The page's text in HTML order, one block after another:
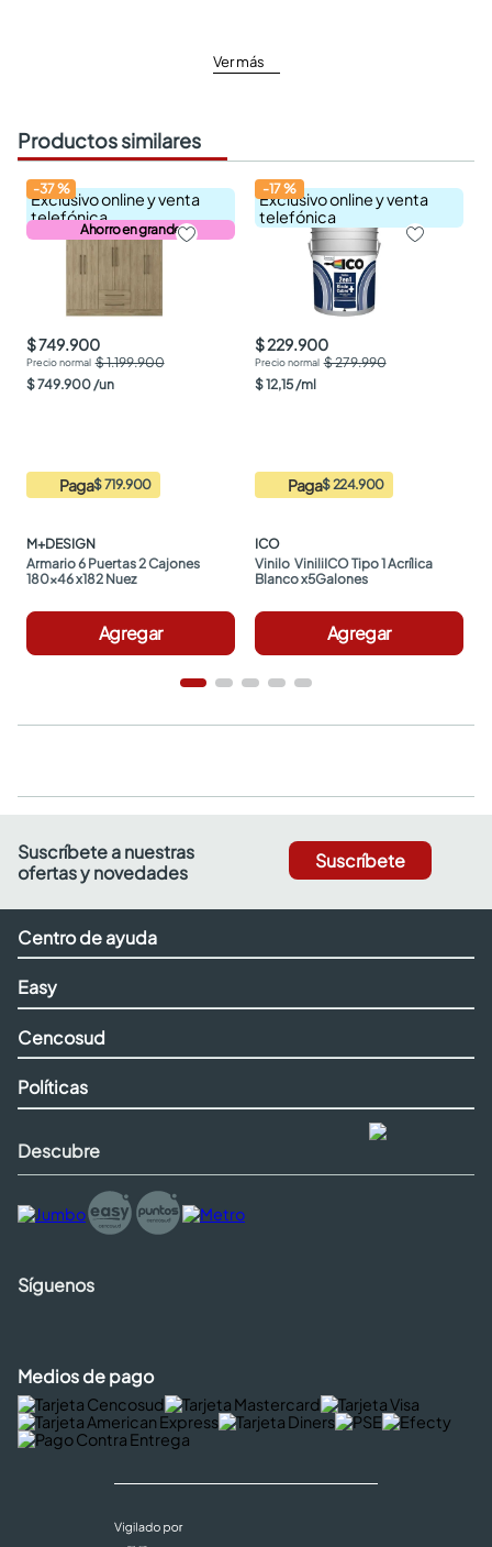
Ver más
Productos similares
Exclusivo online y venta
telefónica
Ahorro en grande
-37%
$ 749.900
$ 1.199.900
$749.900 /un
Paga$ 719.900
M+DESIGN
Armario 6 Puertas 2 Cajones
180x46 x182 Nuez
Agregar
Exclusivo online y venta
telefónica
-17%
$ 229.900
$ 279.990
$12,15 /ml
Paga$ 224.900
ICO
Vinilo  ViniliICO Tipo 1 Acrílica
Blanco x5Galones
Agregar
Suscríbete a nuestras
ofertas y novedades
Suscríbete
Centro de ayuda
Easy
Cencosud
Políticas
Descubre
Síguenos
Medios de pago